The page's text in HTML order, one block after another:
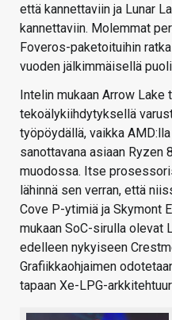
että kannettaviin ja Lunar
kannettaviin. Molemmat
Foveros-paketoituihin
vuoden jälkimmäisellä
Intelin mukaan Arrow Lake
tekoälykiihdytyksellä
työpöydällä, vaikka
sanottavana asiaan
muodossa. Itse
lähinnä sen verran, että
Cove P-ytimiä ja Skymont
mukaan SoC-sirulla olevat
edelleen nykyiseen
Grafiikkaohjaimen
tapaan Xe-LPG-